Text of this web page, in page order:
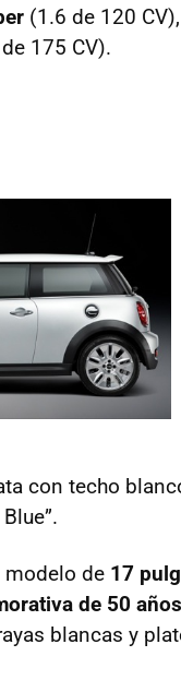
(1.6 de 120 CV),
175 CV).
con techo
modelo de 17
de 50
blancas y